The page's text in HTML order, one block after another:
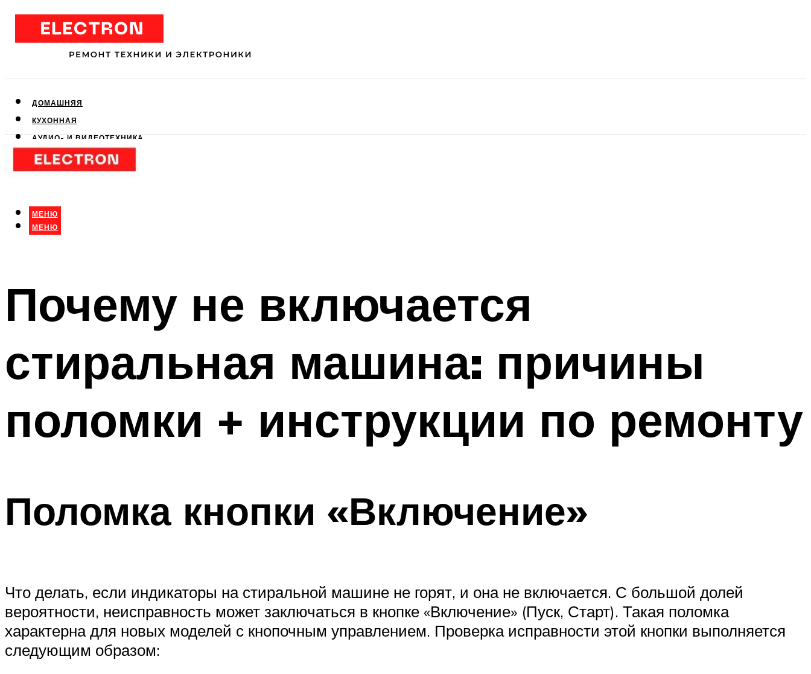
ДОМАШНЯЯ
КУХОННАЯ
АУДИО- И ВИДЕОТЕХНИКА
КЛИМАТИЧЕСКАЯ
ДЛЯ КРАСОТЫ
МЕНЮ
МЕНЮ
Почему не включается
стиральная машина: причины
поломки + инструкции по ремонту
Поломка кнопки «Включение»
Что делать, если индикаторы на стиральной машине не горят, и она не включается. С большой долей
вероятности, неисправность может заключаться в кнопке «Включение» (Пуск, Старт). Такая поломка
характерна для новых моделей с кнопочным управлением. Проверка исправности этой кнопки выполняется
следующим образом: